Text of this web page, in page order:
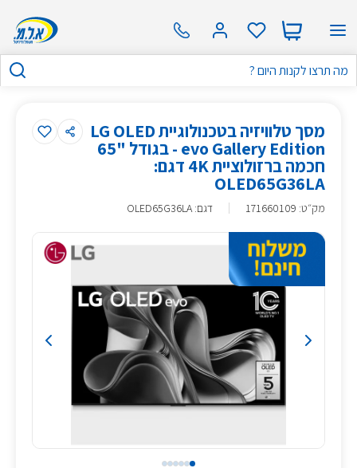
מסך טלוויזיה בטכנולוגיית LG OLED
evo Gallery Edition - בגודל "65
חכמה ברזולוציית 4K דגם:
OLED65G36LA
מק״ט:
171660109 דגם: OLED65G36LA